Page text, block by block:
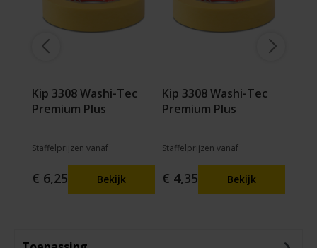
Kip 3308 Washi-Tec
Premium Plus
Staffelprijzen vanaf
€ 6,25 Bekijk
Kip 3308 Washi-Tec
Premium Plus
Staffelprijzen vanaf
€ 4,35 Bekijk